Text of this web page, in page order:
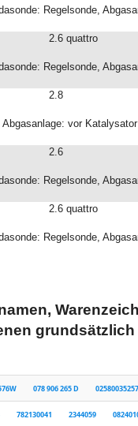
Regelsonde,
2.6 quattro
Regelsonde,
2.8
vor Katalysator
2.6
Regelsonde,
2.6 quattro
Regelsonde,
078 906 265 D
782130041 2344059